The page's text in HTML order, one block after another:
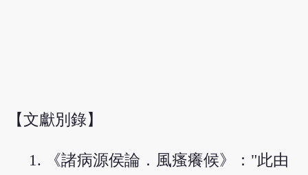
【文獻別錄】
《諸病源侯論．風瘙癢候》："此由